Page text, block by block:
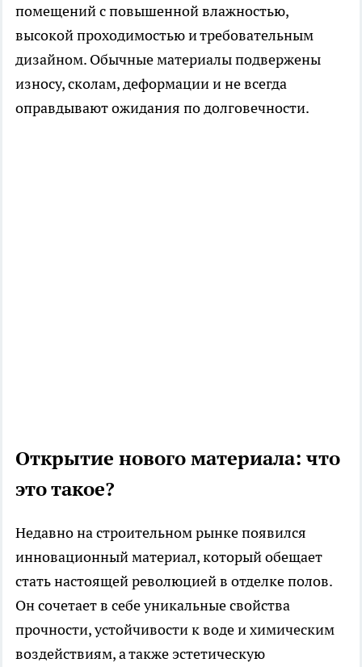
помещений с повышенной влажностью,
высокой проходимостью и требовательным
дизайном. Обычные материалы подвержены
износу, сколам, деформации и не всегда
оправдывают ожидания по долговечности.
Открытие нового материала: что
это такое?
Недавно на строительном рынке появился
инновационный материал, который обещает
стать настоящей революцией в отделке полов.
Он сочетает в себе уникальные свойства
прочности, устойчивости к воде и химическим
воздействиям, а также эстетическую